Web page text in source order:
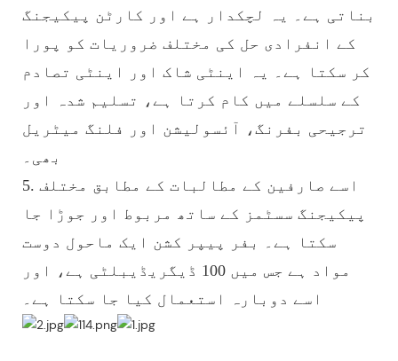
بناتی ہے۔ یہ لچکدار ہے اور کارٹن پیکیجنگ
کے انفرادی حل کی مختلف ضروریات کو پورا
کر سکتا ہے۔ یہ اینٹی شاک اور اینٹی تصادم
کے سلسلے میں کام کرتا ہے، تسلیم شدہ اور
ترجیحی بفرنگ، آئسولیشن اور فلنگ میٹریل
بھی۔
5. اسے صارفین کے مطالبات کے مطابق مختلف
پیکیجنگ سسٹمز کے ساتھ مربوط اور جوڑا جا
سکتا ہے۔ بفر پیپر کشن ایک ماحول دوست
مواد ہے جس میں 100 ڈیگریڈیبلٹی ہے، اور
اسے دوبارہ استعمال کیا جا سکتا ہے۔